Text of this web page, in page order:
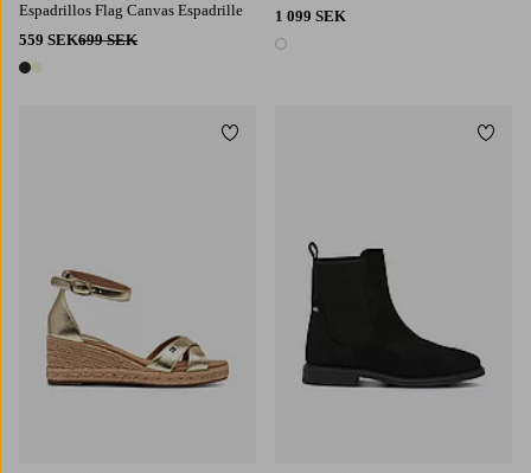
Espadrillos Flag Canvas Espadrille
559 SEK699 SEK
2 färger
1 099 SEK
1 färg
Lägg till i favoriter